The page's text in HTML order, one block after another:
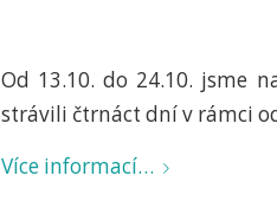
Od 13.10. do 24.10. jsme
strávili čtrnáct dní v rámci
Více informací…